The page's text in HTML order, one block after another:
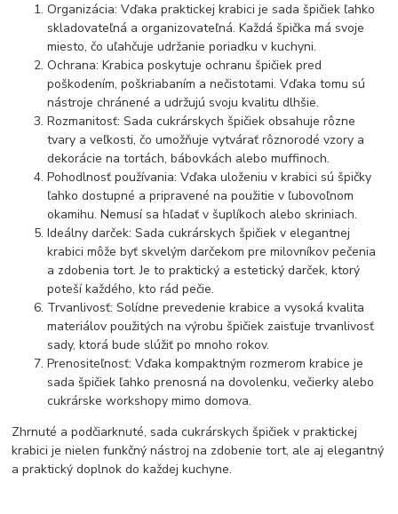
Organizácia: Vďaka praktickej krabici je sada špičiek ľahko
skladovateľná a organizovateľná. Každá špička má svoje
miesto, čo uľahčuje udržanie poriadku v kuchyni.
Ochrana: Krabica poskytuje ochranu špičiek pred
poškodením, poškriabaním a nečistotami. Vďaka tomu sú
nástroje chránené a udržujú svoju kvalitu dlhšie.
Rozmanitosť: Sada cukrárskych špičiek obsahuje rôzne
tvary a veľkosti, čo umožňuje vytvárať rôznorodé vzory a
dekorácie na tortách, bábovkách alebo muffinoch.
Pohodlnosť používania: Vďaka uloženiu v krabici sú špičky
ľahko dostupné a pripravené na použitie v ľubovoľnom
okamihu. Nemusí sa hľadať v šuplíkoch alebo skriniach.
Ideálny darček: Sada cukrárskych špičiek v elegantnej
krabici môže byť skvelým darčekom pre milovníkov pečenia
a zdobenia tort. Je to praktický a estetický darček, ktorý
poteší každého, kto rád pečie.
Trvanlivosť: Solídne prevedenie krabice a vysoká kvalita
materiálov použitých na výrobu špičiek zaisťuje trvanlivosť
sady, ktorá bude slúžiť po mnoho rokov.
Prenositeľnosť: Vďaka kompaktným rozmerom krabice je
sada špičiek ľahko prenosná na dovolenku, večierky alebo
cukrárske workshopy mimo domova.
Zhrnuté a podčiarknuté, sada cukrárskych špičiek v praktickej
krabici je nielen funkčný nástroj na zdobenie tort, ale aj elegantný
a praktický doplnok do každej kuchyne.